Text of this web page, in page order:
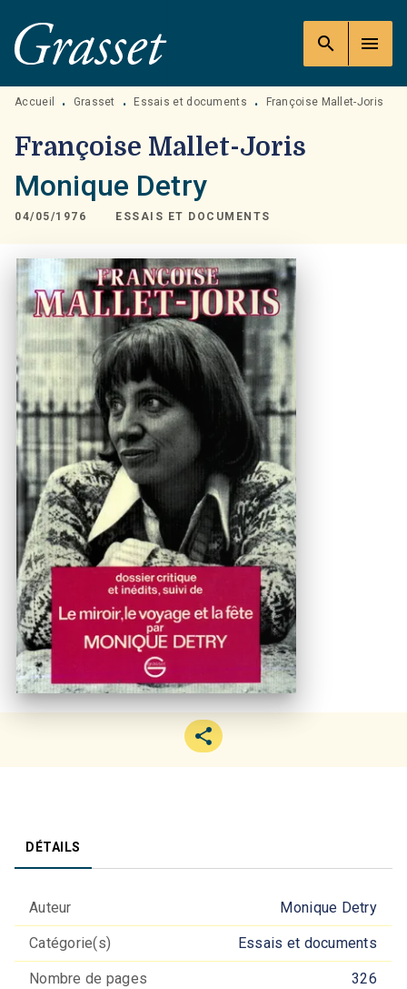
MENU RECHERCHE
PIED DE PAGE
search menu
Accueil • Grasset • Essais et documents • Françoise Mallet-Joris
Françoise Mallet-Joris
Monique Detry
04/05/1976 ESSAIS ET DOCUMENTS
DÉTAILS
Auteur Monique Detry
Catégorie(s) Essais et documents
Nombre de pages 326